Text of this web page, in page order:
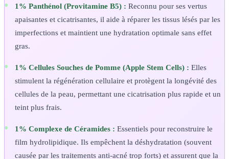
1% Panthénol (Provitamine B5) : Reconnu pour ses vertus
apaisantes et cicatrisantes, il aide à réparer les tissus lésés par les
imperfections et maintient une hydratation optimale sans effet
gras.
1% Cellules Souches de Pomme (Apple Stem Cells) : Elles
stimulent la régénération cellulaire et protègent la longévité des
cellules de la peau, permettant une cicatrisation plus rapide et un
teint plus frais.
1% Complexe de Céramides : Essentiels pour reconstruire le
film hydrolipidique. Ils empêchent la déshydratation (souvent
causée par les traitements anti-acné trop forts) et assurent que la